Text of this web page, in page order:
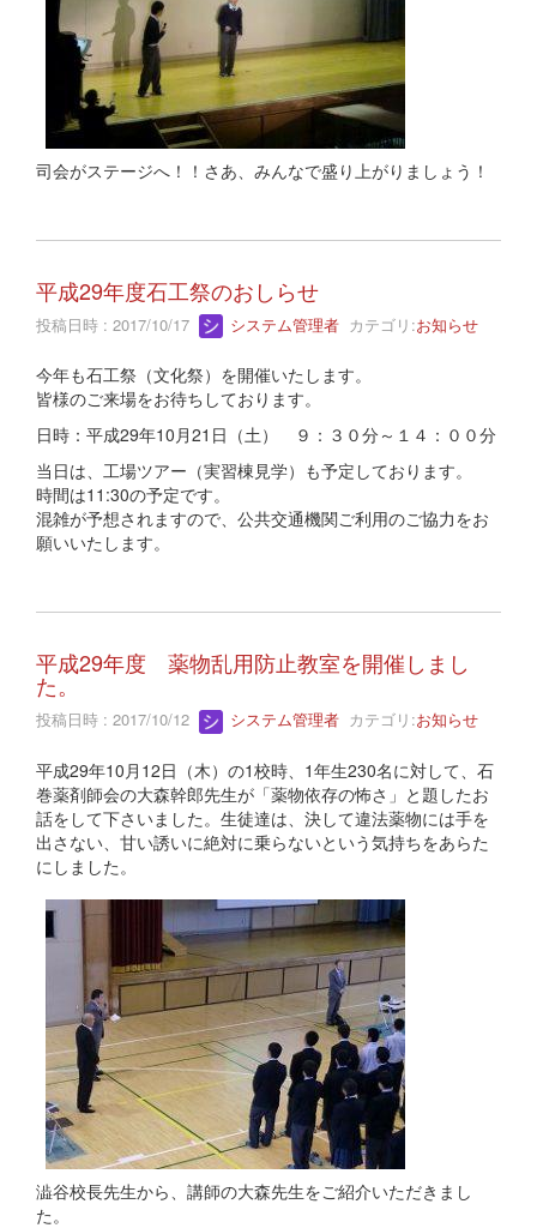
司会がステージへ！！さあ、みんなで盛り上がりましょう！
平成29年度石工祭のおしらせ
投稿日時 : 2017/10/17 システム管理者 カテゴリ:お知らせ
今年も石工祭（文化祭）を開催いたします。
皆様のご来場をお待ちしております。
日時：平成29年10月21日（土） ９：３０分～１４：００分
当日は、工場ツアー（実習棟見学）も予定しております。
時間は11:30の予定です。
混雑が予想されますので、公共交通機関ご利用のご協力をお
願いいたします。
平成29年度 薬物乱用防止教室を開催しまし
た。
投稿日時 : 2017/10/12 システム管理者 カテゴリ:お知らせ
平成29年10月12日（木）の1校時、1年生230名に対して、石
巻薬剤師会の大森幹郎先生が「薬物依存の怖さ」と題したお
話をして下さいました。生徒達は、決して違法薬物には手を
出さない、甘い誘いに絶対に乗らないという気持ちをあらた
にしました。
澁谷校長先生から、講師の大森先生をご紹介いただきまし
た。